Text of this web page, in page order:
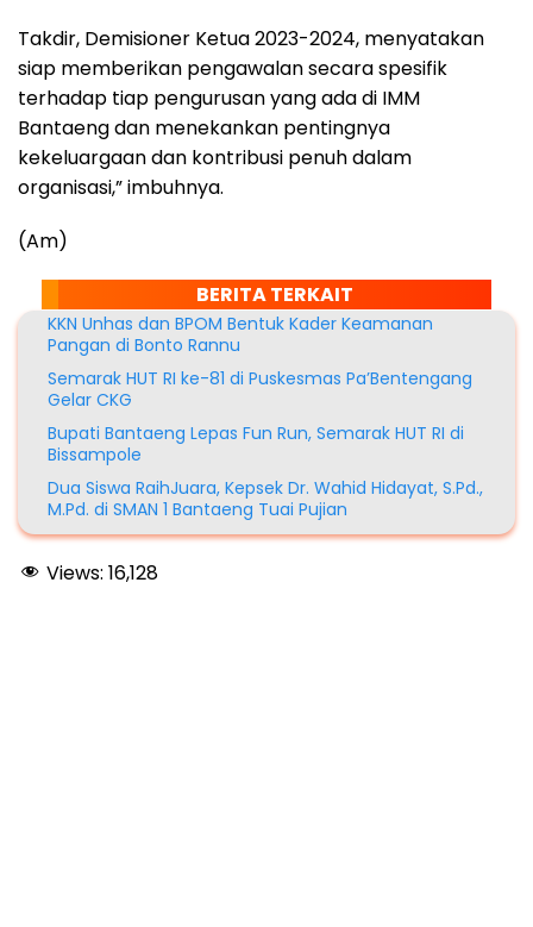
Takdir, Demisioner Ketua 2023-2024, menyatakan
siap memberikan pengawalan secara spesifik
terhadap tiap pengurusan yang ada di IMM
Bantaeng dan menekankan pentingnya
kekeluargaan dan kontribusi penuh dalam
organisasi,” imbuhnya.
(Am)
BERITA TERKAIT
KKN Unhas dan BPOM Bentuk Kader Keamanan
Pangan di Bonto Rannu
Semarak HUT RI ke-81 di Puskesmas Pa’Bentengang
Gelar CKG
Bupati Bantaeng Lepas Fun Run, Semarak HUT RI di
Bissampole
Dua Siswa RaihJuara, Kepsek Dr. Wahid Hidayat, S.Pd.,
M.Pd. di SMAN 1 Bantaeng Tuai Pujian
Views: 16,128